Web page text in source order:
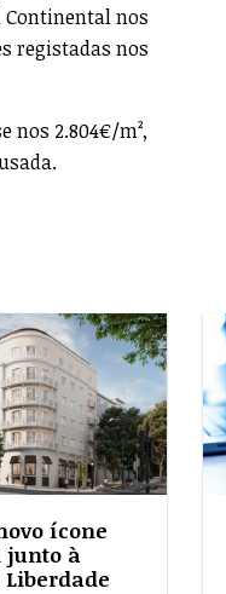
Continental nos
registadas nos
nos 2.804€/m²,
ícone
junto à